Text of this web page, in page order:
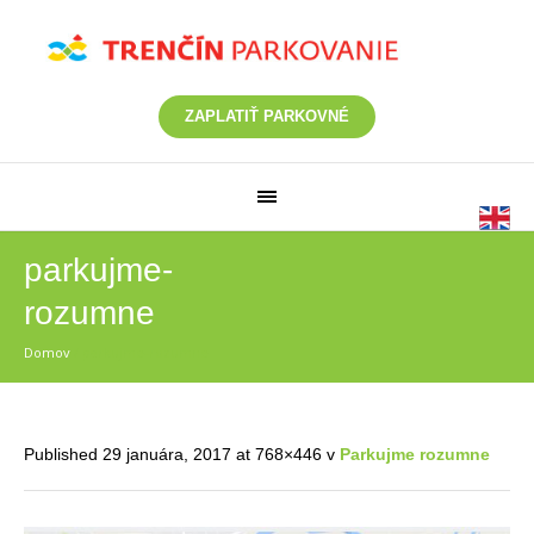
ZAPLATIŤ PARKOVNÉ
parkujme-
rozumne
Domov
Published 29 januára, 2017 at 768×446 v Parkujme rozumne